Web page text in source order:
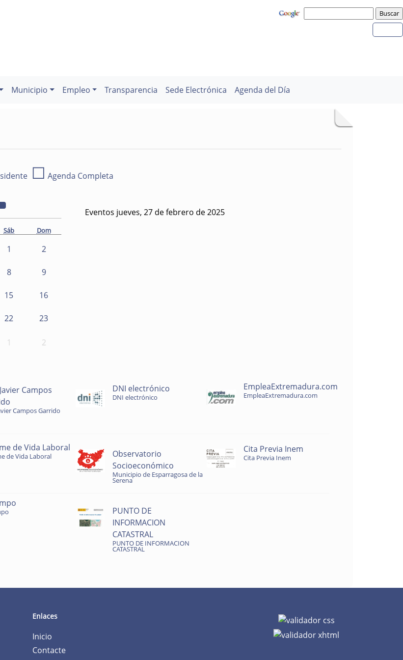
Municipio Empleo Transparencia Sede Electrónica Agenda del Día
☐ Agenda Completa
Sáb Dom
1 2
8 9
15 16
22 23
1 2
Eventos jueves, 27 de febrero de 2025
Campos
Campos Garrido
DNI electrónico
DNI electrónico
EmpleaExtremadura.com
EmpleaExtremadura.com
de Vida Laboral
de Vida Laboral
Observatorio
Socioeconómico
Municipio de Esparragosa de la
Serena
Cita Previa Inem
Cita Previa Inem
PUNTO DE
INFORMACION
CATASTRAL
PUNTO DE INFORMACION
CATASTRAL
Enlaces
Inicio
Contacte